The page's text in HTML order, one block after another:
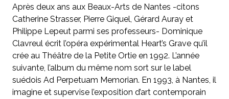
Après deux ans aux Beaux-Arts de Nantes -citons
Catherine Strasser, Pierre Giquel, Gérard Auray et
Philippe Lepeut parmi ses professeurs- Dominique
Clavreul écrit l’opéra expérimental Heart’s Grave qu’il
crée au Théâtre de la Petite Ortie en 1992. L’année
suivante, l’album du même nom sort sur le label
suédois Ad Perpetuam Memorian. En 1993, à Nantes, il
imagine et supervise l’exposition d’art contemporain